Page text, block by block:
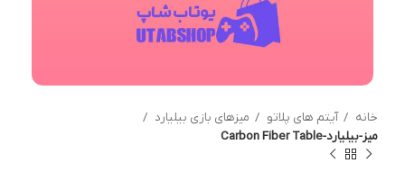
خانه آیتم های پلاتو
میزهای بازی بیلیارد
میز-بیلیارد-Carbon Fiber Table